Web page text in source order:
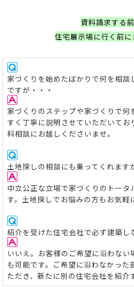
資料請求する前
住宅展示場に行く前
家づくりを始めたばかりで何を相談
ですが・・・
家づくりのステップや家づくりで何
すく丁寧に説明させていただいてお
料相談にお越しくださいませ。
土地探しの相談にも乗ってくれます
中立公正な立場で家づくりのトータ
す。土地探しでお悩みの方もお気軽
紹介を受けた住宅会社で必ず建築し
いいえ。お客様のご希望に沿わない
も可能です。ご希望に沿わなかった
ただき、新たに別の住宅会社を紹介